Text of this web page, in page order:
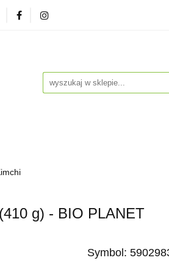
Herbaty i Kawy
g) - BIO PLANET
Symbol: